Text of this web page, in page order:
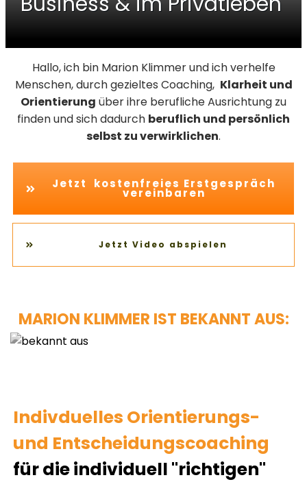
Hallo, ich bin Marion Klimmer und ich verhelfe
Menschen, durch gezieltes Coaching, Klarheit und
Orientierung über ihre berufliche Ausrichtung zu
finden und sich dadurch beruflich und persönlich
selbst zu verwirklichen.
Jetzt kostenfreies Erstgespräch
vereinbaren
Jetzt Video abspielen
MARION KLIMMER IST BEKANNT AUS:
Indivduelles Orientierungs-
und Entscheidungscoaching
für die individuell "richtigen"